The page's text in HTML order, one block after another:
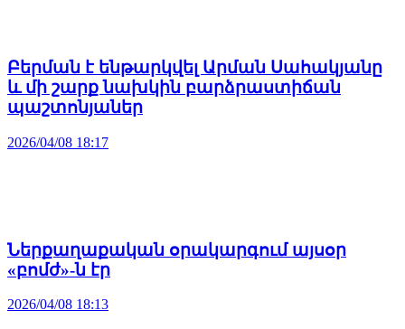
Բերման է ենթարկվել Արման Սահակյանը
և մի շարք նախկին բարձրաստիճան
պաշտոնյաներ
2026/04/08 18:17
Ներքաղաքական օրակարգում այսօր
«բոմժ»-ն էր
2026/04/08 18:13